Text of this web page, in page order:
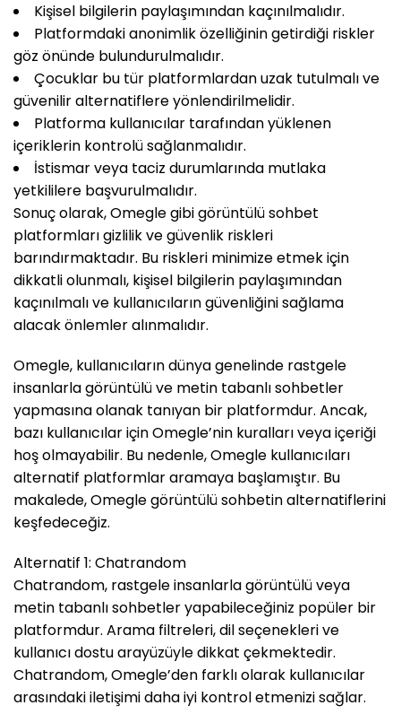
Kişisel bilgilerin paylaşımından kaçınılmalıdır.
Platformdaki anonimlik özelliğinin getirdiği riskler
göz önünde bulundurulmalıdır.
Çocuklar bu tür platformlardan uzak tutulmalı ve
güvenilir alternatiflere yönlendirilmelidir.
Platforma kullanıcılar tarafından yüklenen
içeriklerin kontrolü sağlanmalıdır.
İstismar veya taciz durumlarında mutlaka
yetkililere başvurulmalıdır.
Sonuç olarak, Omegle gibi görüntülü sohbet
platformları gizlilik ve güvenlik riskleri
barındırmaktadır. Bu riskleri minimize etmek için
dikkatli olunmalı, kişisel bilgilerin paylaşımından
kaçınılmalı ve kullanıcıların güvenliğini sağlama
alacak önlemler alınmalıdır.
Omegle, kullanıcıların dünya genelinde rastgele
insanlarla görüntülü ve metin tabanlı sohbetler
yapmasına olanak tanıyan bir platformdur. Ancak,
bazı kullanıcılar için Omegle’nin kuralları veya içeriği
hoş olmayabilir. Bu nedenle, Omegle kullanıcıları
alternatif platformlar aramaya başlamıştır. Bu
makalede, Omegle görüntülü sohbetin alternatiflerini
keşfedeceğiz.
Alternatif 1: Chatrandom
Chatrandom, rastgele insanlarla görüntülü veya
metin tabanlı sohbetler yapabileceğiniz popüler bir
platformdur. Arama filtreleri, dil seçenekleri ve
kullanıcı dostu arayüzüyle dikkat çekmektedir.
Chatrandom, Omegle’den farklı olarak kullanıcılar
arasındaki iletişimi daha iyi kontrol etmenizi sağlar.